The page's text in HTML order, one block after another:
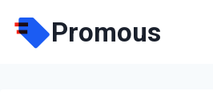
содержимому
Promous